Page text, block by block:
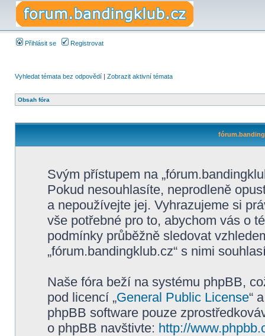
Přihlásit se Registrovat
Vyhledat témata bez odpovědí | Zobrazit aktivní témata
Obsah fóra
Svým přístupem na
Pokud nesouhlasíte, neprodleně
a nepoužívejte jej. Vyhrazujeme si
vše potřebné pro to, abychom vás o
podmínky průběžně sledovat
„fórum.bandingklub.cz“ s nimi
Naše fóra beží na systému phpBB,
pod licencí „General Public License“
phpBB software pouze
o phpBB navštivte: http://